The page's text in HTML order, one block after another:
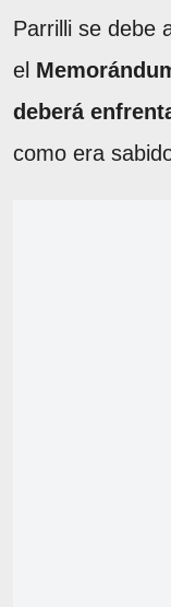
Parrilli se debe
el
deberá
como era